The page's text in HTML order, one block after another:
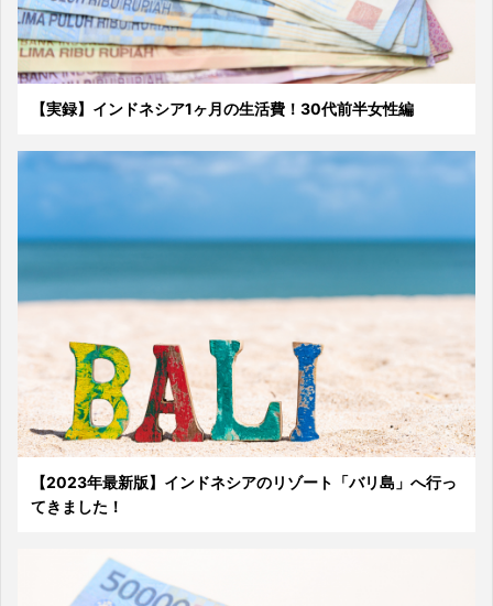
【実録】インドネシア1ヶ月の生活費！30代前半女性編
【2023年最新版】インドネシアのリゾート「バリ島」へ行っ
てきました！